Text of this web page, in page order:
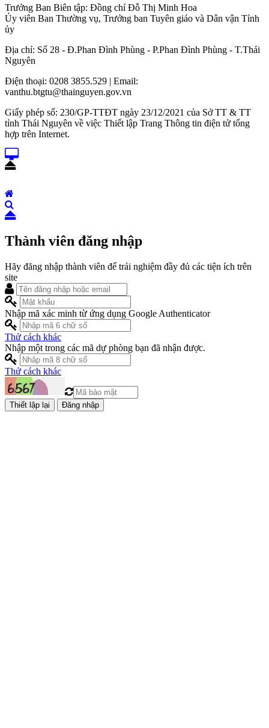
Trưởng Ban Biên tập: Đồng chí Đỗ Thị Minh Hoa
Ủy viên Ban Thường vụ, Trưởng ban Tuyên giáo và Dân vận Tỉnh
ủy
Địa chỉ: Số 28 - Đ.Phan Đình Phùng - P.Phan Đình Phùng - T.Thái
Nguyên
Điện thoại: 0208 3855.529 | Email:
vanthu.btgtu@thainguyen.gov.vn
Giấy phép số: 230/GP-TTĐT ngày 23/12/2021 của Sở TT & TT
tỉnh Thái Nguyên về việc Thiết lập Trang Thông tin điện tử tổng
hợp trên Internet.
Thành viên đăng nhập
Hãy đăng nhập thành viên để trải nghiệm đầy đủ các tiện ích trên
site
Nhập mã xác minh từ ứng dụng Google Authenticator
Thử cách khác
Nhập một trong các mã dự phòng bạn đã nhận được.
Thử cách khác
Đăng nhập